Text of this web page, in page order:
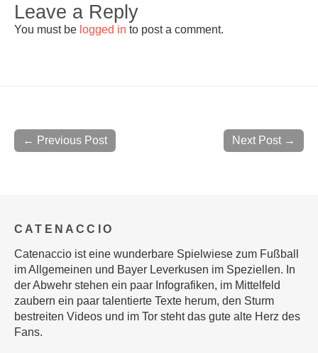
Leave a Reply
You must be logged in to post a comment.
Next Post →
← Previous Post
CATENACCIO
Catenaccio ist eine wunderbare Spielwiese zum Fußball
im Allgemeinen und Bayer Leverkusen im Speziellen. In
der Abwehr stehen ein paar Infografiken, im Mittelfeld
zaubern ein paar talentierte Texte herum, den Sturm
bestreiten Videos und im Tor steht das gute alte Herz des
Fans.